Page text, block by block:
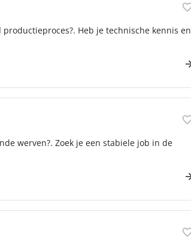
Heb je technische kennis en
werven?. Zoek je een stabiele job in de